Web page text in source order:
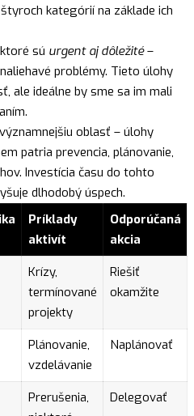
kategórií na základe ich
sú urgent aj dôležité–
problémy. Tieto úlohy
ale ideálne by sme sa im mali
oblasť – úlohy
patria prevencia, plánovanie,
Investícia času do tohto
dlhodobý úspech.
Príklady
aktivít
Odporúčaná
akcia
Krízy,
termínované
projekty
Riešiť
okamžite
Plánovanie,
vzdelávanie
Naplánovať
Prerušenia,
Delegovať